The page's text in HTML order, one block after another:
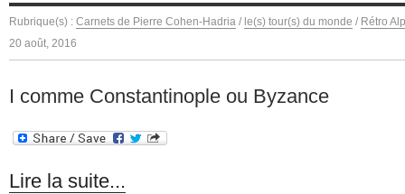
Rubrique(s) : Carnets de Pierre Cohen-Hadria / le(s) tour(s) du monde / Rétro
20 août, 2016
I comme Constantinople ou Byzance
Lire la suite...